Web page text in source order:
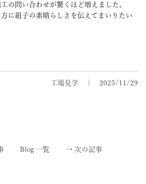
の問い合わせが驚くほど増えました。
に組子の素晴らしさを伝えてまいりたい
工場見学 2025/11/29
Blog 一覧 → 次の記事